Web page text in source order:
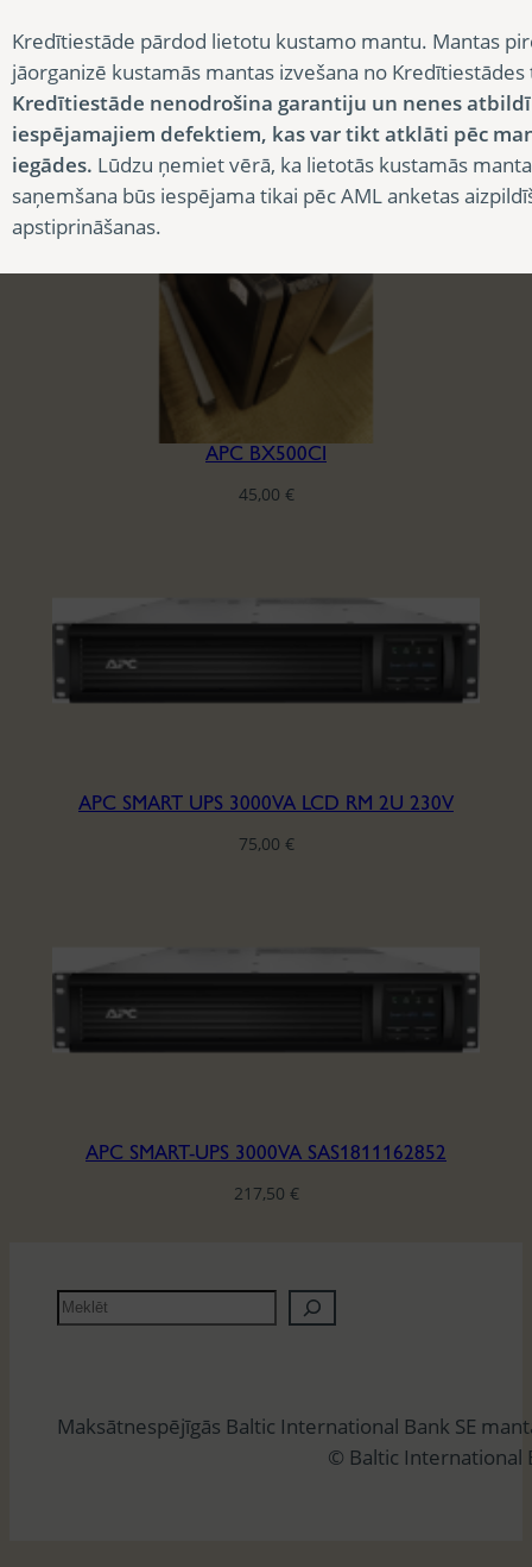
AP7723 APC RACK AUTOMATIC TRANSFER SWITCH-230V
300,00€
APC BX500CI
45,00 €
APC SMART UPS 3000VA LCD RM 2U 230V
75,00 €
APC SMART-UPS 3000VA SAS1811162852
217,50 €
M
e
ē
Maksātnespējīgās Baltic International Bank SE
© Baltic International
Kredītiestāde pārdod lietotu kustamo mantu. Mantas
jāorganizē kustamās mantas izvešana no
Kredītiestāde nenodrošina garantiju un nenes
iespējamajiem defektiem, kas var tikt atklāti pēc
iegādes. Lūdzu ņemiet vērā, ka lietotās kustamās
saņemšana būs iespējama tikai pēc AML anketas
apstiprināšanas.